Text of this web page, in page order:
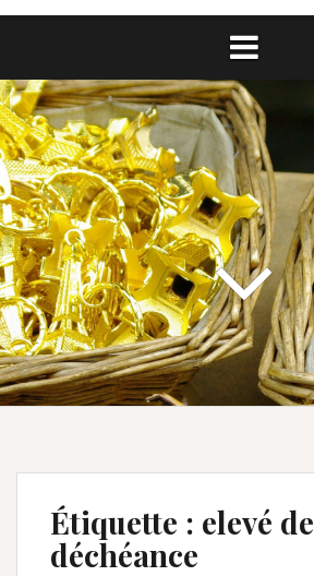
Étiquette : elevé de
déchéance